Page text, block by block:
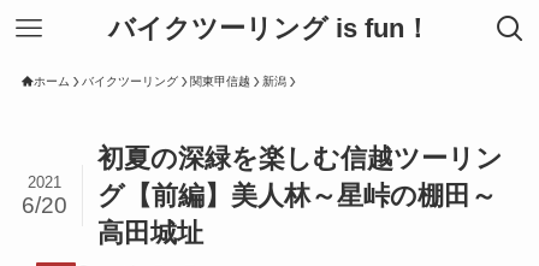
バイクツーリング is fun！
ホーム バイクツーリング 関東甲信越 新潟
初夏の深緑を楽しむ信越ツーリン
グ【前編】美人林～星峠の棚田～
高田城址
2021
6/20